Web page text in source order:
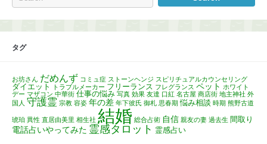
タグ
お坊さん だめんず コミュ症 ストーンヘンジ スピリチュアルカウンセリング
ダイエット トラブルメーカー フリーランス フレグランス ペット ホワイト
デー マザコン 中華街 仕事の悩み 写真 効果 友達 口紅 名古屋 商店街 地主神社 外
国人 守護霊 宗教 容姿 年の差 年下彼氏 御札 思春期 悩み相談 時期 熊野古道
琥珀 異性 直居由美里 相生社 結婚 総合占術 自信 親友の妻 過去生 間取り
電話占いやってみた 霊感タロット 霊感占い